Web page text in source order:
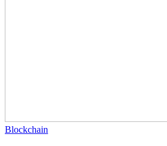
Blockchain